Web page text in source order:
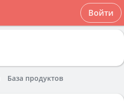
Войти
База продуктов